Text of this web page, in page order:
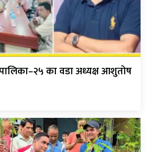
का वडा अध्यक्ष आशुतोष